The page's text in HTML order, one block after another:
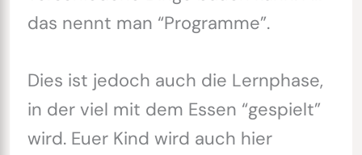
das nennt man “Programme”.
Dies ist jedoch auch die Lernphase,
in der viel mit dem Essen “gespielt”
wird. Euer Kind wird auch hier